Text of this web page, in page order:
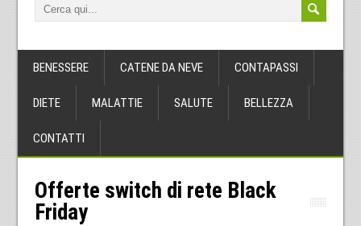
BENESSERE CATENE DA NEVE CONTAPASSI
DIETE MALATTIE SALUTE BELLEZZA
CONTATTI
Offerte switch di rete Black
Friday